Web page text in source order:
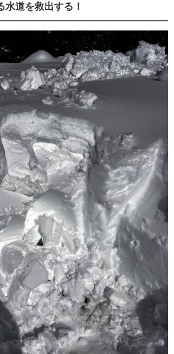
水道を救出する！